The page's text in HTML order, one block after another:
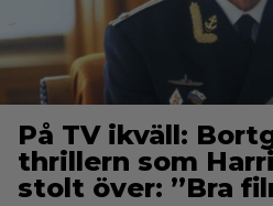
På TV ikväll:
thrillern som
stolt över: ”Bra